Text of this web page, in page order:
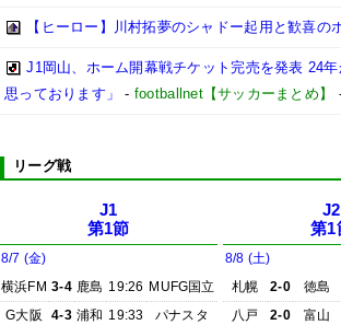
【ヒーロー】川村拓夢のシャドー起用と歓喜の
J1岡山、ホーム開幕戦チケット完売を発表 24
思っております」
- footballnet【サッカーまとめ】
リーグ戦
J1
第1節
8/7 (金)
横浜FM 3-4 鹿島 19:26 MUFG国立
G大阪
4-3 浦和 19:33
パナスタ
J2
第1
8/8 (土)
札幌
2-0
徳島
八戸
2-0
富山